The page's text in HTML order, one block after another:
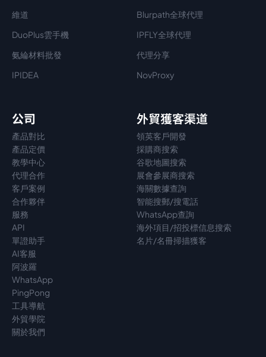
維道
Blurpath全球代理
DuoPlus雲手機
IPFLY全球代理
氨綸材料批發
代理分享
IPIDEA
NovProxy
公司
產品對比
產品定價
教學中心
代理合作
客戶案例
合作夥伴
服務
API
單證助手
AI客服
阿波羅
WhatsApp
PingPong
工具導航
外貿學院
關於我們
外貿獲客渠道
領英客戶開發
採購商搜索
谷歌地圖搜索
展會參展商搜索
海關數據查詢
智能搜郵/搜電話
WhatsApp查詢
海外項目/招投標信息搜索
名片/名冊掃描獲客